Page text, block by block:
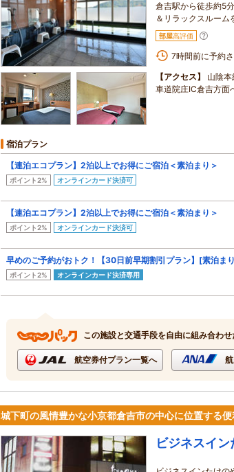
倉吉駅から徒歩約5
＆リラックスルーム
部屋高評価
7時間前に予約
【アクセス】
山陰
車道院庄IC倉吉方面
宿泊プラン
【連泊エコプラン】2泊以上でお得にご宿泊＜素泊まり＞
ポイント2% オンラインカード決済可
【連泊エコプラン】2泊以上でお得にご宿泊＜素泊まり＞
ポイント2% オンラインカード決済可
早めのご予約がおトク！【30日前早期割引プラン】[素泊ま
ポイント2% オンラインカード決済専用
この施設と交通手段を自由に組み合わ
航空券付プラン一覧へ
城下町の風情豊かな小京都倉吉市の中心に位置する
ビジネスイ